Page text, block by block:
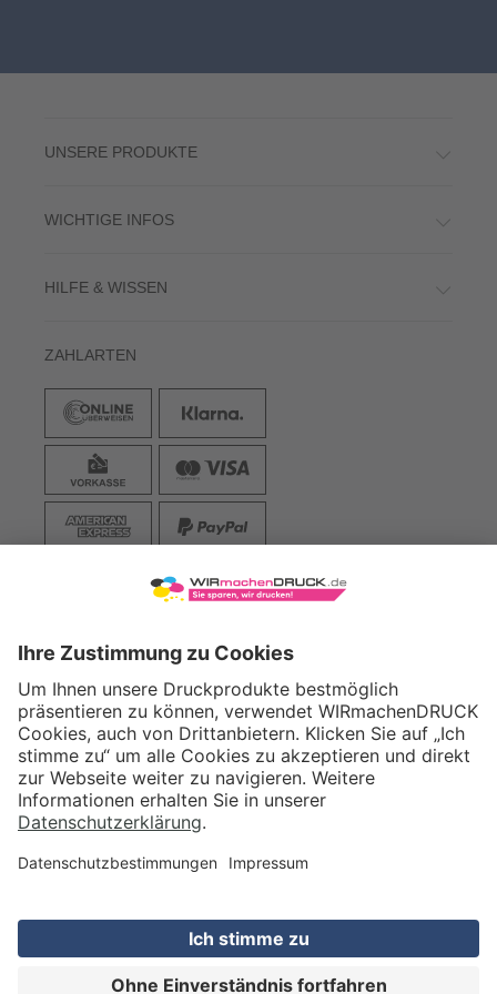
UNSERE PRODUKTE
WICHTIGE INFOS
HILFE & WISSEN
ZAHLARTEN
VERSAND
WIRmachenDRUCK GmbH
Illerstraße 15
71522 Backnang